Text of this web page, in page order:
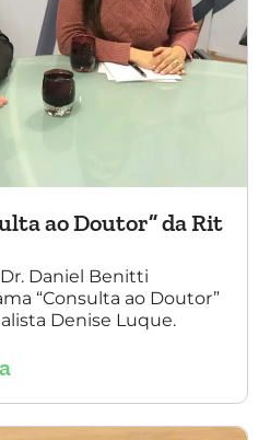
ao Doutor” da Rit
Daniel Benitti
“Consulta ao Doutor”
Denise Luque.